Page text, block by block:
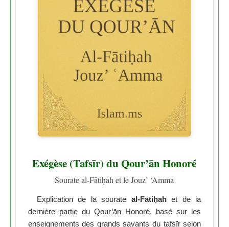
Exégèse (Tafsīr) du Qour’ān Honoré
Sourate al-Fātiḥah et le Jouz’ ‘Amma
Explication de la sourate al-Fātiḥahet de la
dernière partie du Qour’ān Honoré, basé sur les
enseignements des grands savants du tafsīr selon